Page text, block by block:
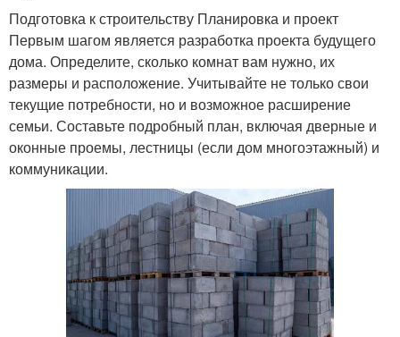
Подготовка к строительству Планировка и проект
Первым шагом является разработка проекта будущего
дома. Определите, сколько комнат вам нужно, их
размеры и расположение. Учитывайте не только свои
текущие потребности, но и возможное расширение
семьи. Составьте подробный план, включая дверные и
оконные проемы, лестницы (если дом многоэтажный) и
коммуникации.